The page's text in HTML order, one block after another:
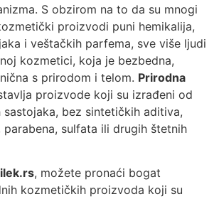
S obzirom na to da su mnogi
proizvodi puni hemikalija,
i veštačkih parfema, sve više ljudi
kozmetici, koja je bezbedna,
s prirodom i telom. Prirodna
proizvode koji su izrađeni od
bez sintetičkih aditiva,
parabena, sulfata ili drugih štetnih
, možete pronaći bogat
kozmetičkih proizvoda koji su